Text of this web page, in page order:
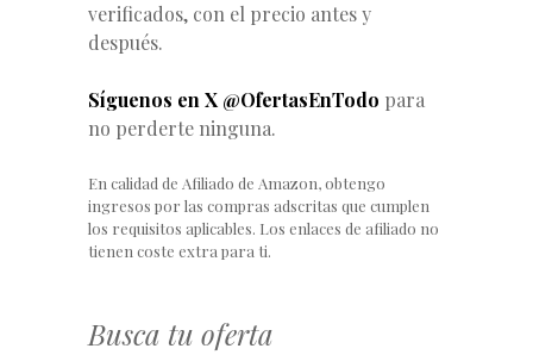
verificados, con el precio antes y
después.
Síguenos en X @OfertasEnTodo para
no perderte ninguna.
En calidad de Afiliado de Amazon, obtengo
ingresos por las compras adscritas que cumplen
los requisitos aplicables. Los enlaces de afiliado no
tienen coste extra para ti.
Busca tu oferta